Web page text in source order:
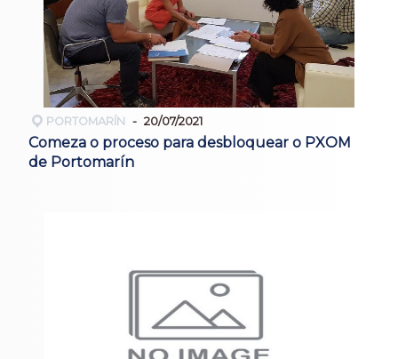
PORTOMARÍN 20/07/2021
Comeza o proceso para desbloquear o PXOM
de Portomarín